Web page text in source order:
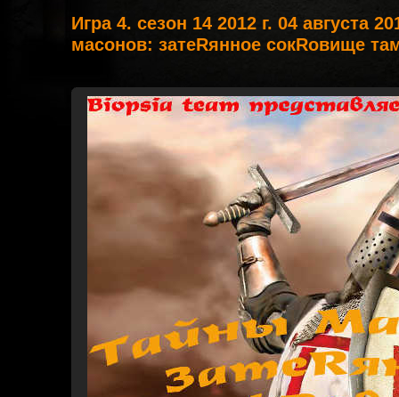
Игра 4. сезон 14 2012 г. 04 августа
масонов: затеRянное сокRовище